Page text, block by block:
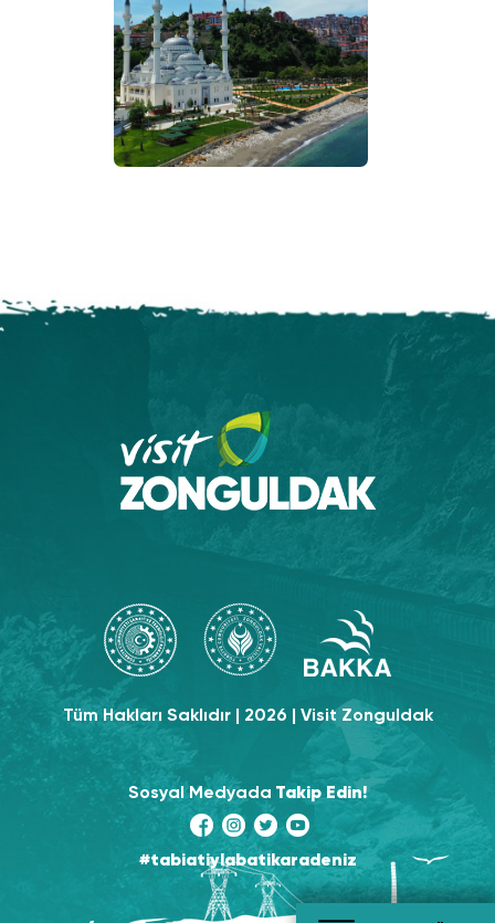
Tüm Hakları Saklıdır | 2026 | Visit Zonguldak
Sosyal Medyada Takip Edin!
#tabiatiylabatikaradeniz